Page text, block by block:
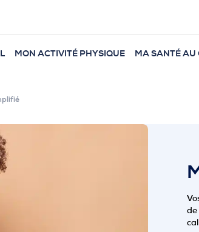
MON ACTIVITÉ PHYSIQUE MA SANTÉ AU
de